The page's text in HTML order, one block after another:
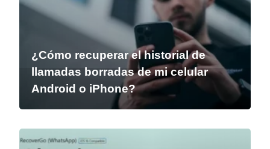
¿Cómo recuperar el historial de
llamadas borradas de mi celular
Android o iPhone?